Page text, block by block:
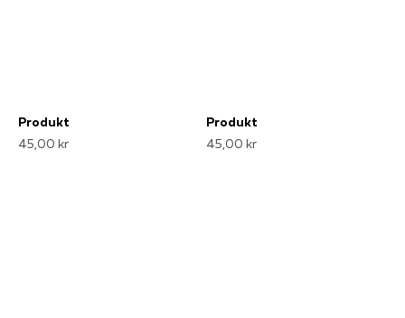
Produkt
45,00 kr
Produkt
45,00 kr